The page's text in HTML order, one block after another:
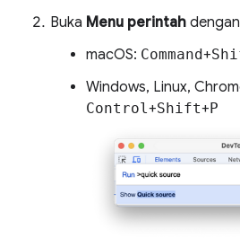
Buka Menu perintah
macOS: Command+
Windows, Linux,
Control+Shift+P